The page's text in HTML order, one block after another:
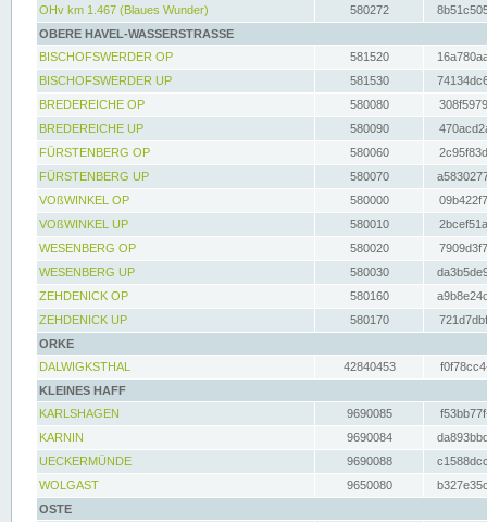
OHv km 1.467 (Blaues Wunder)
580272
OBERE HAVEL-WASSERSTRASSE
BISCHOFSWERDER OP
581520
BISCHOFSWERDER UP
581530
BREDEREICHE OP
580080
BREDEREICHE UP
580090
FÜRSTENBERG OP
580060
FÜRSTENBERG UP
580070
VOßWINKEL OP
580000
VOßWINKEL UP
580010
WESENBERG OP
580020
WESENBERG UP
580030
ZEHDENICK OP
580160
ZEHDENICK UP
580170
ORKE
DALWIGKSTHAL
42840453
KLEINES HAFF
KARLSHAGEN
9690085
KARNIN
9690084
UECKERMÜNDE
9690088
WOLGAST
9650080
OSTE